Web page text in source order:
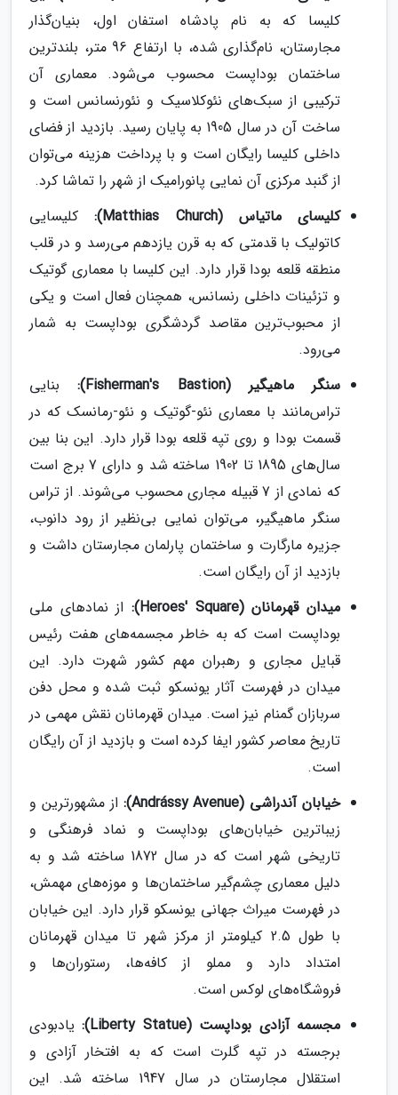
کلیسا که به نام پادشاه استفان اول، بنیان‌گذار
مجارستان، نام‌گذاری شده، با ارتفاع 96 متر، بلندترین
ساختمان بوداپست محسوب می‌شود. معماری آن
ترکیبی از سبک‌های نئوکلاسیک و نئورنسانس است و
ساخت آن در سال 1905 به پایان رسید. بازدید از فضای
داخلی کلیسا رایگان است و با پرداخت هزینه می‌توان
از گنبد مرکزی آن نمایی پانورامیک از شهر را تماشا کرد.
کلیسای ماتیاس (Matthias Church):
کلیسایی
کاتولیک با قدمتی که به قرن یازدهم می‌رسد و در قلب
منطقه قلعه بودا قرار دارد. این کلیسا با معماری گوتیک
و تزئینات داخلی رنسانس، همچنان فعال است و یکی
از محبوب‌ترین مقاصد گردشگری بوداپست به شمار
می‌رود.
سنگر ماهیگیر (Fisherman's Bastion):
بنایی
تراس‌مانند با معماری نئو-گوتیک و نئو-رمانسک که در
قسمت بودا و روی تپه قلعه بودا قرار دارد. این بنا بین
سال‌های 1895 تا 1902 ساخته شد و دارای 7 برج است
که نمادی از 7 قبیله مجاری محسوب می‌شوند. از تراس
سنگر ماهیگیر، می‌توان نمایی بی‌نظیر از رود دانوب،
جزیره مارگارت و ساختمان پارلمان مجارستان داشت و
بازدید از آن رایگان است.
میدان قهرمانان (Heroes' Square):
از نمادهای ملی
بوداپست است که به خاطر مجسمه‌های هفت رئیس
قبایل مجاری و رهبران مهم کشور شهرت دارد. این
میدان در فهرست آثار یونسکو ثبت شده و محل دفن
سربازان گمنام نیز است. میدان قهرمانان نقش مهمی در
تاریخ معاصر کشور ایفا کرده است و بازدید از آن رایگان
است.
خیابان آندراشی (Andrássy Avenue):
از مشهورترین و
زیباترین خیابان‌های بوداپست و نماد فرهنگی و
تاریخی شهر است که در سال 1872 ساخته شد و به
دلیل معماری چشم‌گیر ساختمان‌ها و موزه‌های مهمش،
در فهرست میراث جهانی یونسکو قرار دارد. این خیابان
با طول 2.5 کیلومتر از مرکز شهر تا میدان قهرمانان
امتداد دارد و مملو از کافه‌ها، رستوران‌ها و
فروشگاه‌های لوکس است.
مجسمه آزادی بوداپست (Liberty Statue):
یادبودی
برجسته در تپه گلرت است که به افتخار آزادی و
استقلال مجارستان در سال 1947 ساخته شد. این